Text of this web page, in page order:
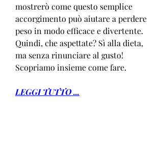
mostrerò come questo semplice
accorgimento può aiutare a perdere
peso in modo efficace e divertente.
Quindi, che aspettate? Sì alla dieta,
ma senza rinunciare al gusto!
Scopriamo insieme come fare.
LEGGI TUTTO ...